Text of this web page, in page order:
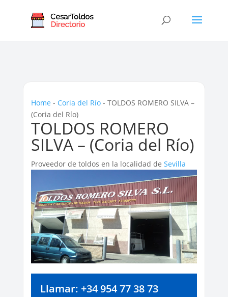
Home - Coria del Río- TOLDOS ROMERO SILVA –
(Coria del Río)
TOLDOS ROMERO
SILVA – (Coria del Río)
Proveedor de toldos en la localidad de Sevilla
Llamar: +34 954 77 38 73